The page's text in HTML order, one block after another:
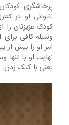
پرخاشگری
ناتوانی او در
کودک عزیزتان را
وسیله کافی برای
امر او را بیش از
نهایت او با تنها
یعنی با کتک زدن.